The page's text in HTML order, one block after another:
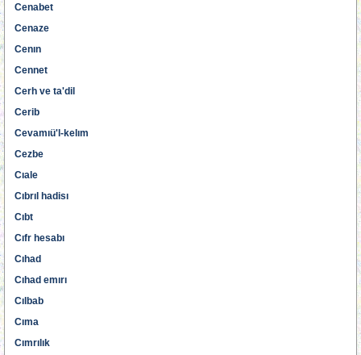
Cenabet
Cenaze
Cenın
Cennet
Cerh ve ta'dil
Cerib
Cevamıü'l-kelım
Cezbe
Cıale
Cıbrıl hadisı
Cıbt
Cıfr hesabı
Cıhad
Cıhad emırı
Cılbab
Cıma
Cımrılık